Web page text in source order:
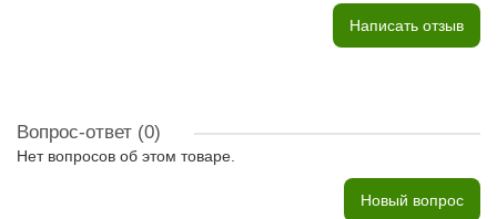
Написать отзыв
Вопрос-ответ (0)
Нет вопросов об этом товаре.
Новый вопрос